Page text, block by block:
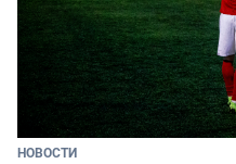
НОВОСТИ